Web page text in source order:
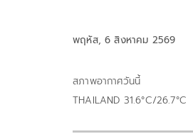
พฤหัส, 6 สิงหาคม 2569
สภาพอากาศวันนี้
THAILAND 31.6°C/26.7°C